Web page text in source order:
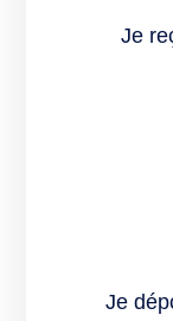
Je
Je